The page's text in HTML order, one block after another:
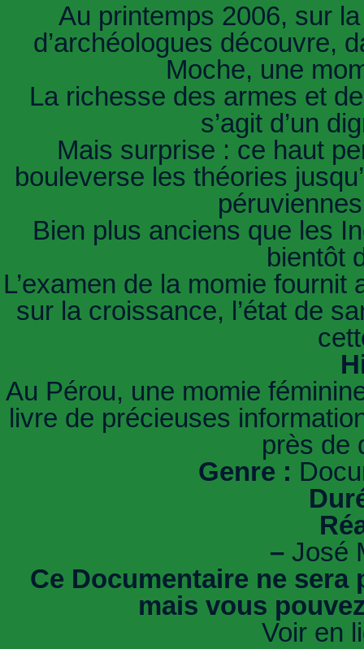
Au printemps 2006, sur
d’archéologues découvre,
Moche, une
La richesse des armes et
s’agit d’un
Mais surprise : ce haut
bouleverse les théories
Bien plus anciens que les
bientôt
L’examen de la momie
sur la croissance, l’état de
Au Pérou, une momie
livre de précieuses
près de
Genre :
– José
Ce Documentaire ne
mais vous
Voir en